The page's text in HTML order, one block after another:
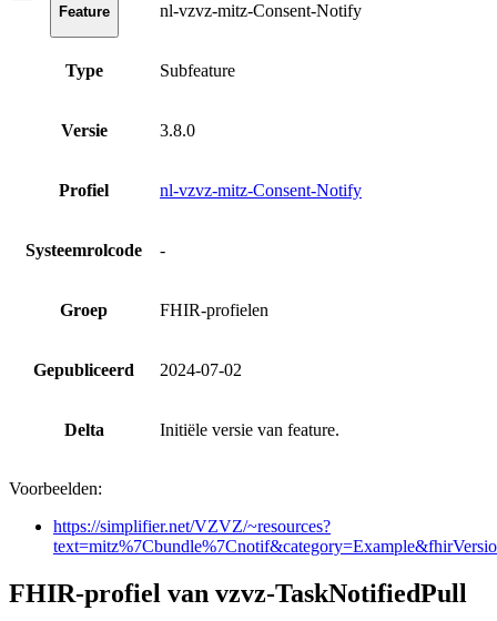
Feature nl-vzvz-mitz-Consent-Notify
Type Subfeature
Versie 3.8.0
Profiel nl-vzvz-mitz-Consent-Notify
Systeemrolcode -
Groep FHIR-profielen
Gepubliceerd 2024-07-02
Delta Initiële versie van feature.
Voorbeelden:
https://simplifier.net/VZVZ/~resources?
FHIR-profiel van vzvz-TaskNotifiedPull